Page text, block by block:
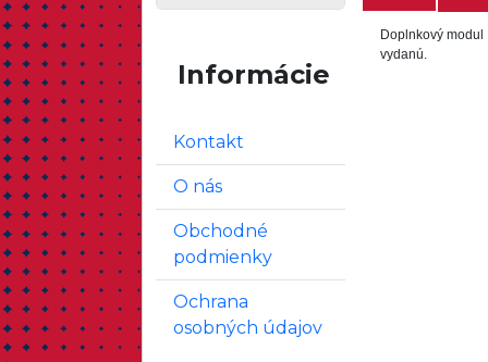
Informácie
Kontakt
O nás
Obchodné
podmienky
Ochrana
osobných údajov
Doplnkový
vydanú.